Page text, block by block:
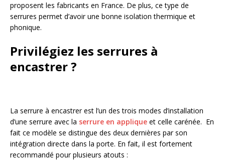
proposent les fabricants en France. De plus, ce type de
serrures permet d’avoir une bonne isolation thermique et
phonique.
Privilégiez les serrures à
encastrer ?
La serrure à encastrer est l’un des trois modes d’installation
d’une serrure avec la serrure en applique et celle carénée. En
fait ce modèle se distingue des deux dernières par son
intégration directe dans la porte. En fait, il est fortement
recommandé pour plusieurs atouts :